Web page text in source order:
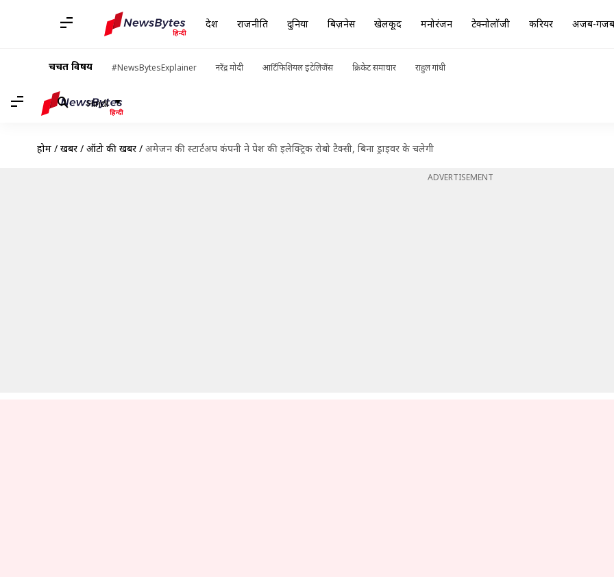
देश राजनीति दुनिया बिज़नेस खेलकूद मनोरंजन टेक्नोलॉजी करियर अजब-गजब
चर्चित विषय #NewsBytesExplainer नरेंद्र मोदी आर्टिफिशियल इंटेलिजेंस क्रिकेट समाचार राहुल गांधी
Hindi
होम / खबरें / ऑटो की खबरें / अमेजन की स्टार्टअप कंपनी ने पेश की इलेक्ट्रिक रोबो टैक्सी, बिना ड्राइवर के चलेगी
ADVERTISEMENT